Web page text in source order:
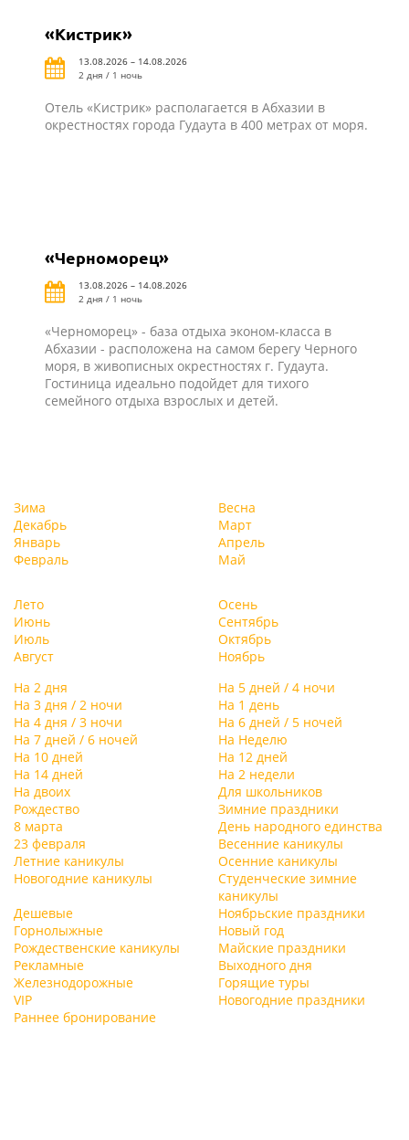
«Кистрик»
13.08.2026 – 14.08.2026
2 дня / 1 ночь
Отель «Кистрик» располагается в Абхазии в
окрестностях города Гудаута в 400 метрах от моря.
«Черноморец»
13.08.2026 – 14.08.2026
2 дня / 1 ночь
«Черноморец» - база отдыха эконом-класса в
Абхазии - расположена на самом берегу Черного
моря, в живописных окрестностях г. Гудаута.
Гостиница идеально подойдет для тихого
семейного отдыха взрослых и детей.
Зима
Декабрь
Январь
Февраль
Весна
Март
Апрель
Май
Лето
Июнь
Июль
Август
Осень
Сентябрь
Октябрь
Ноябрь
На 2 дня
На 5 дней / 4 ночи
На 3 дня / 2 ночи
На 1 день
На 4 дня / 3 ночи
На 6 дней / 5 ночей
На 7 дней / 6 ночей
На Неделю
На 10 дней
На 12 дней
На 14 дней
На 2 недели
На двоих
Для школьников
Рождество
Зимние праздники
8 марта
День народного единства
23 февраля
Весенние каникулы
Летние каникулы
Осенние каникулы
Новогодние каникулы
Студенческие зимние
каникулы
Дешевые
Ноябрьские праздники
Горнолыжные
Новый год
Рождественские каникулы
Майские праздники
Рекламные
Выходного дня
Железнодорожные
Горящие туры
VIP
Новогодние праздники
Раннее бронирование